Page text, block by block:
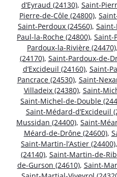
d’Eyraud (24130), Saint-
Pierre-de-Côle (24800),
Saint-Perdoux (24560),
Paul-la-Roche (24800), Saint-
Pardoux-la-Rivière (24470),
(24170), Saint-Pardoux-de-
d’Excideuil (24160), Saint-
Pancrace (24530), Saint-
Villadeix (24380), Saint-
Saint-Michel-de-Double
Saint-Médard-d’Excideuil
Mussidan (24400), Saint-
Méard-de-Drône (24600),
Saint-Martin-l’Astier (24400),
(24140), Saint-Martin-de-
de-Gurson (24610), Saint-